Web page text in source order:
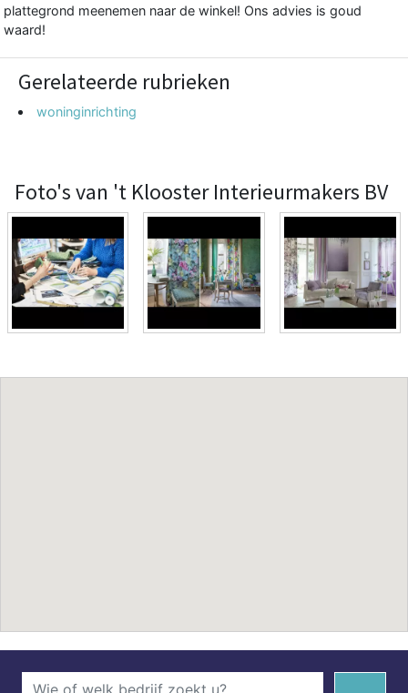
plattegrond meenemen naar de winkel! Ons advies is goud
waard!
Gerelateerde rubrieken
woninginrichting
Foto's van 't Klooster Interieurmakers BV